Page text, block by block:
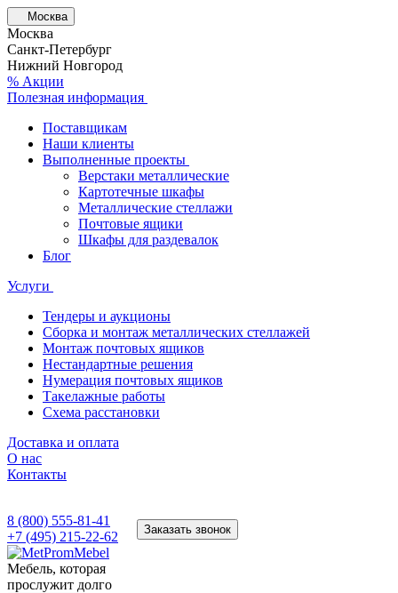
Москва
Москва
Санкт-Петербург
Нижний Новгород
% Акции
Полезная информация
Поставщикам
Наши клиенты
Выполненные проекты
Верстаки металлические
Картотечные шкафы
Металлические стеллажи
Почтовые ящики
Шкафы для раздевалок
Блог
Услуги
Тендеры и аукционы
Сборка и монтаж металлических стеллажей
Монтаж почтовых ящиков
Нестандартные решения
Нумерация почтовых ящиков
Такелажные работы
Схема расстановки
Доставка и оплата
О нас
Контакты
8 (800) 555-81-41
+7 (495) 215-22-62
Заказать звонок
Мебель, которая
прослужит долго